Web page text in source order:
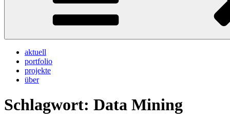
aktuell
portfolio
projekte
über
Schlagwort: Data Mining